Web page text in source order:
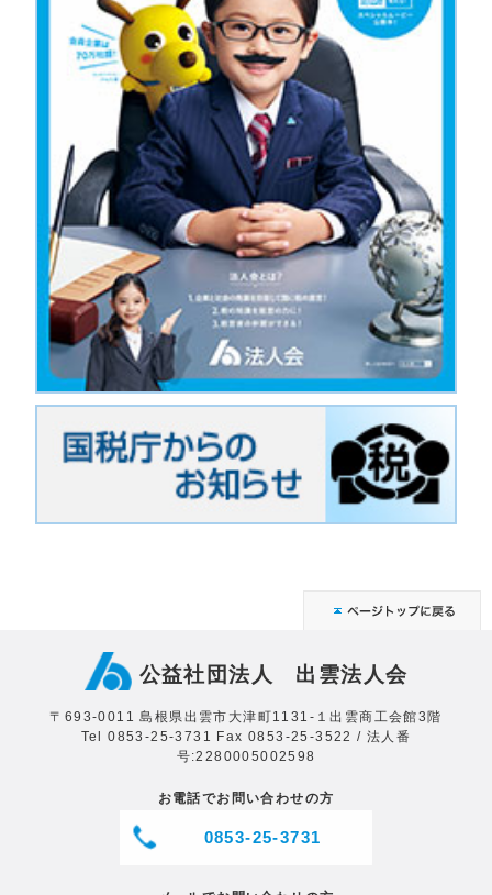
公益社団法人 出雲法人会
〒693‐0011 島根県出雲市大津町1131‐１出雲商工会館3階
Tel 0853-25-3731 Fax 0853-25-3522 / 法人番
号:2280005002598
お電話でお問い合わせの方
0853‐25‐3731